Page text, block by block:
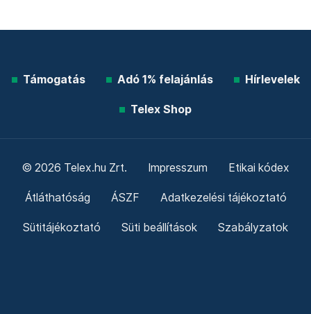
Támogatás Adó 1% felajánlás Hírlevelek
Telex Shop
© 2026 Telex.hu Zrt. Impresszum Etikai kódex
Átláthatóság ÁSZF Adatkezelési tájékoztató
Sütitájékoztató Süti beállítások Szabályzatok